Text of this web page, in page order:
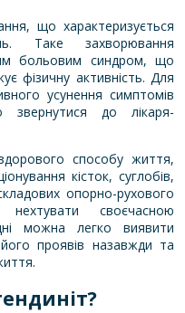
що характеризується
Таке захворювання
больовим синдром, що
фізичну активність. Для
усунення симптомів
звернутися до лікаря-
способу життя,
кісток, суглобів,
опорно-рухового
своєчасною
можна легко виявити
проявів назавжди та